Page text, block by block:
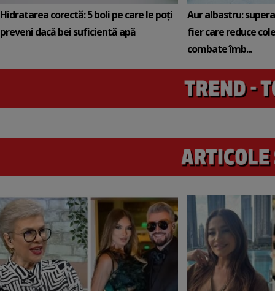
Hidratarea corectă: 5 boli pe care le poți
preveni dacă bei suficientă apă
Aur albastru:
fier care reduce
combate îmb...